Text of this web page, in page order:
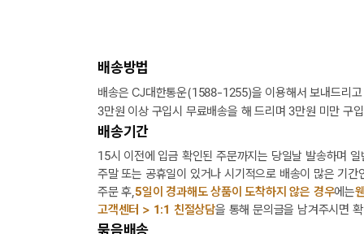
배송방법
배송은 CJ대한통운(1588-1255)을 이용해서 보내드리
3만원 이상 구입시 무료배송을 해 드리며 3만원 미만 구
배송기간
15시 이전에 입금 확인된 주문까지는 당일날 발송하며
주말 또는 공휴일이 있거나 시기적으로 배송이 많은 기
주문 후,5일이 경과해도 상품이 도착하지 않은 경우에는
고객센터 > 1:1 친절상담을 통해 문의글을 남겨주시면
묶음배송